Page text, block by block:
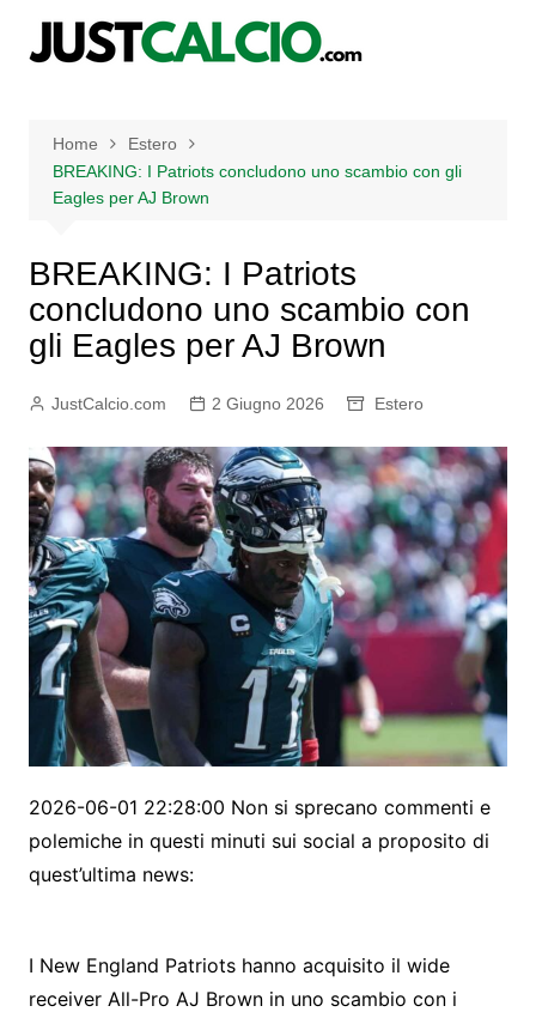
Home
Estero
BREAKING: I Patriots concludono uno scambio con gli
Eagles per AJ Brown
BREAKING: I Patriots
concludono uno scambio con
gli Eagles per AJ Brown
JustCalcio.com 2 Giugno 2026 Estero
2026-06-01 22:28:00 Non si sprecano commenti e
polemiche in questi minuti sui social a proposito di
quest’ultima news:
I New England Patriots hanno acquisito il wide
receiver All-Pro AJ Brown in uno scambio con i